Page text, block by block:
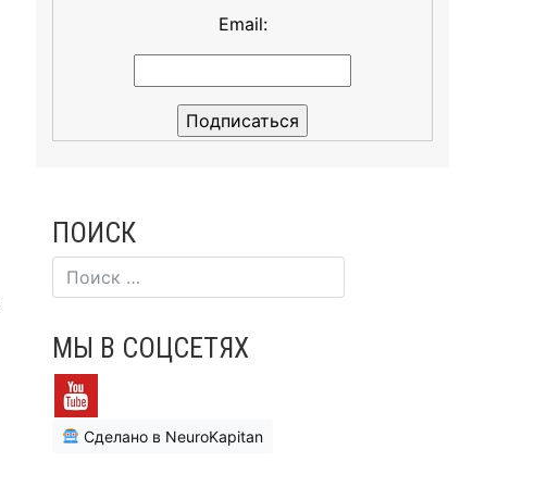
Email:
ПОИСК
МЫ В СОЦСЕТЯХ
Сделано в NeuroKapitan